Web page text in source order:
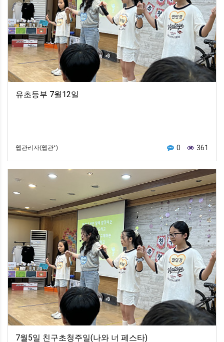
유초등부 7월12일
웹관리자(웹관*) 0 361
7월5일 친구초청주일(나와 너 페스타)